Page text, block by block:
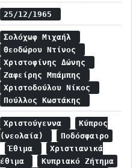
25/12/1965
Σολόχωφ Μιχαήλ
Θεοδώρου Ντίνος
Χριστοφίνης Δώνης
Ζαφείρης Μπάμπης
Χριστοδούλου Νίκος
Πούλλος Κωστάκης
Χριστούγεννα
Κύπρος
(νεολαία)
Ποδόσφαιρο
Έθιμα
Χριστιανικά
έθιμα
Κυπριακό Ζήτημα